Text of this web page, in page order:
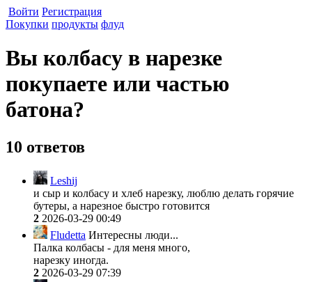
Войти Регистрация
Покупки продукты флуд
Вы колбасу в нарезке
покупаете или частью
батона?
10 ответов
Leshij
и сыр и колбасу и хлеб нарезку, люблю делать горячие
бутеры, а нарезное быстро готовится
2 2026-03-29 00:49
Fludetta Интересны люди...
Палка колбасы - для меня много,
нарезку иногда.
2 2026-03-29 07:39